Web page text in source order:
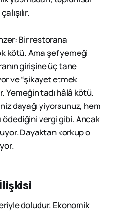
Bir restorana
kötü. Ama şef yemeği
girişine üç tane
ve “şikayet etmek
Yemeğin tadı hâlâ kötü.
dayağı yiyorsunuz, hem
ödediğini vergi gibi. Ancak
Dayaktan korkup o
doludur. Ekonomik